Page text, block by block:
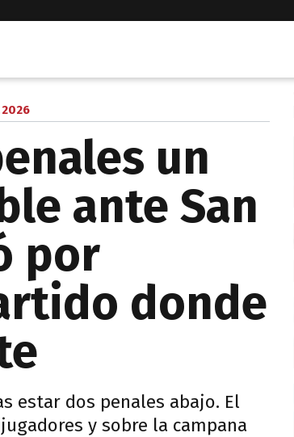
2026
un
ante San
por
donde
estar dos penales abajo. El
y sobre la campana